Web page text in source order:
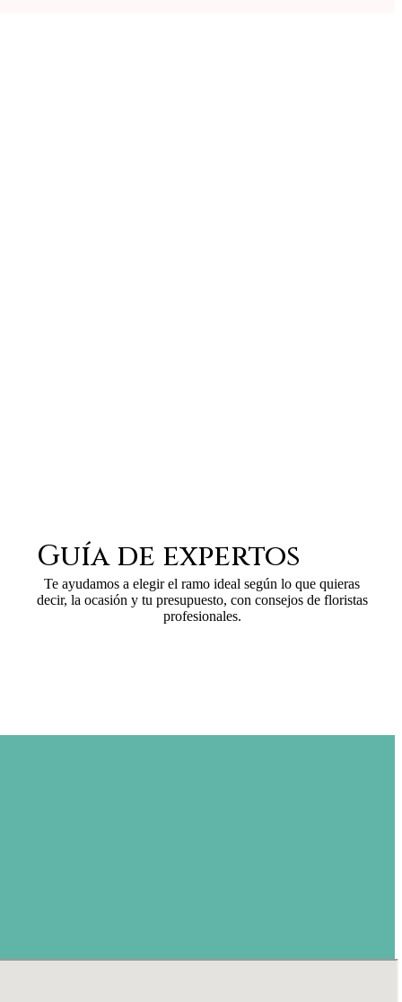
Guía de expertos
Te ayudamos a elegir el ramo ideal según lo que quieras
decir, la ocasión y tu presupuesto, con consejos de floristas
profesionales.